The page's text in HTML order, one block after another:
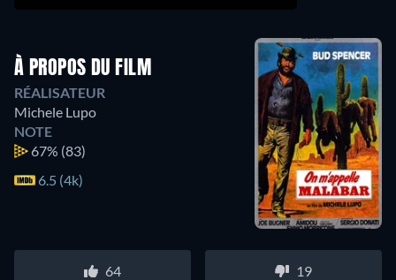
À PROPOS DU FILM
RÉALISATEUR
Michele Lupo
NOTE
67% (83)
6.5 (4k)
64 19